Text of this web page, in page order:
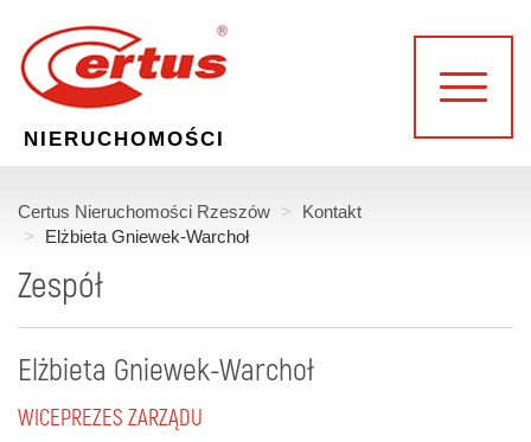
NIERUCHOMOŚCI
Certus Nieruchomości Rzeszów
Kontakt
Elżbieta Gniewek-Warchoł
Zespół
Elżbieta Gniewek-Warchoł
WICEPREZES ZARZĄDU